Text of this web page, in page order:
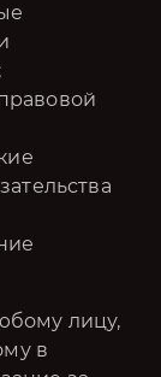
лицу,
в